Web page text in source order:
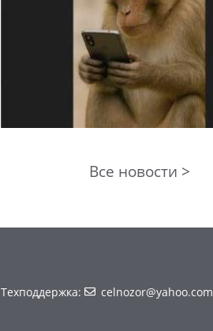
Все новости >
Техподдержка: celnozor@yahoo.com